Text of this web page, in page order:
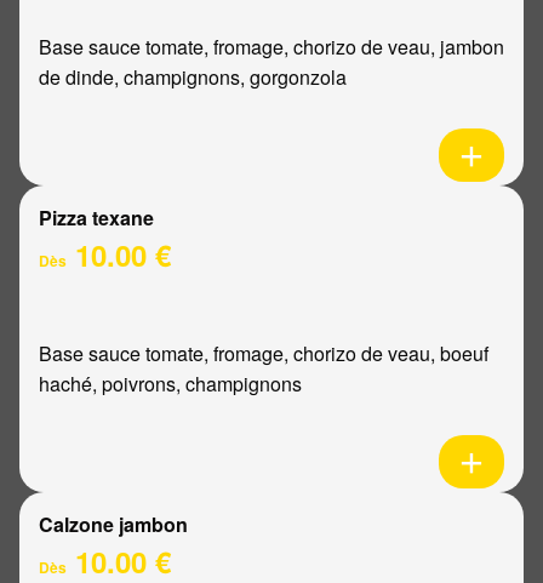
Base sauce tomate, fromage, chorizo de veau, jambon
de dinde, champignons, gorgonzola
Pizza texane
Dès 10.00 €
Base sauce tomate, fromage, chorizo de veau, boeuf
haché, poivrons, champignons
Calzone jambon
Dès 10.00 €